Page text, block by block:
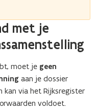
met je
moet je geen
aan je dossier
kan via het Rijksregister
voldoet.